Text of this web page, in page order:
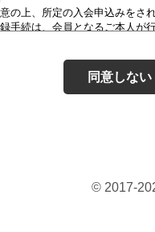
同意しない
© 2017-